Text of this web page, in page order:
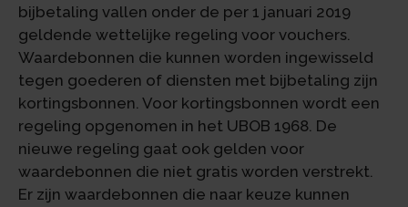
bijbetaling vallen onder de per 1 januari 2019
geldende wettelijke regeling voor vouchers.
Waardebonnen die kunnen worden ingewisseld
tegen goederen of diensten met bijbetaling zijn
kortingsbonnen. Voor kortingsbonnen wordt een
regeling opgenomen in het UBOB 1968. De
nieuwe regeling gaat ook gelden voor
waardebonnen die niet gratis worden verstrekt.
Er zijn waardebonnen die naar keuze kunnen